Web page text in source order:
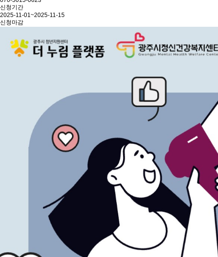
신청기간
2025-11-01~2025-11-15
신청마감